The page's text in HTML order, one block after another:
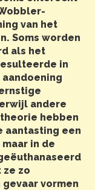
van het
Soms worden
als het
in
andere
hebben
aantasting een
in de
ze zo
vormen